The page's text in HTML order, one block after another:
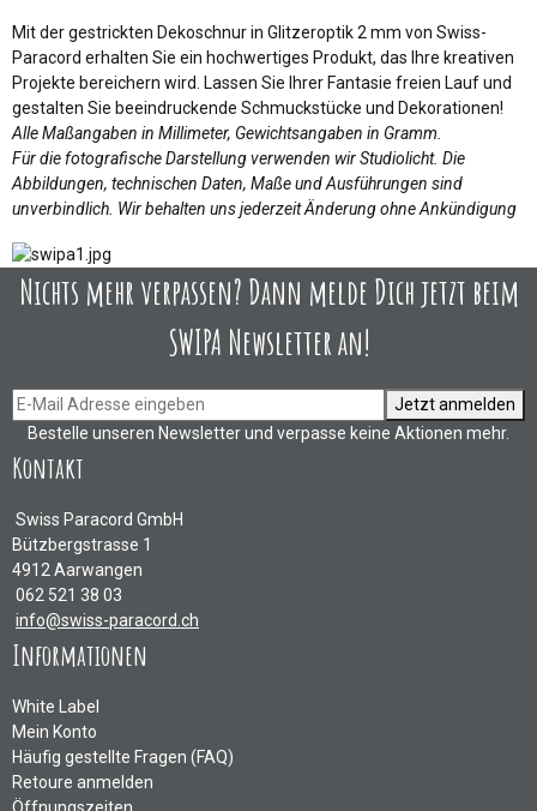
Mit der gestrickten Dekoschnur in Glitzeroptik 2 mm von Swiss-
Paracord erhalten Sie ein hochwertiges Produkt, das Ihre kreativen
Projekte bereichern wird. Lassen Sie Ihrer Fantasie freien Lauf und
gestalten Sie beeindruckende Schmuckstücke und Dekorationen!
Alle Maßangaben in Millimeter, Gewichtsangaben in Gramm.
Für die fotografische Darstellung verwenden wir Studiolicht. Die
Abbildungen, technischen Daten, Maße und Ausführungen sind
unverbindlich. Wir behalten uns jederzeit Änderung ohne Ankündigung
Nichts mehr verpassen? Dann melde Dich jetzt beim
SWIPA Newsletter an!
Jetzt anmelden
Bestelle unseren Newsletter und verpasse keine Aktionen mehr.
Kontakt
Swiss Paracord GmbH
Bützbergstrasse 1
4912 Aarwangen
062 521 38 03
info@swiss-paracord.ch
Informationen
White Label
Mein Konto
Häufig gestellte Fragen (FAQ)
Retoure anmelden